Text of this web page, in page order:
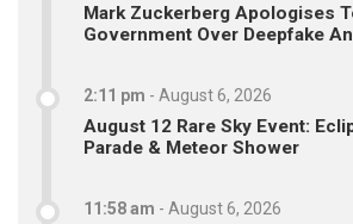
Mark Zuckerberg Apologises
Government Over Deepfake
2:11 pm - August 6, 2026
August 12 Rare Sky Event:
Parade & Meteor Shower
11:58 am - August 6, 2026